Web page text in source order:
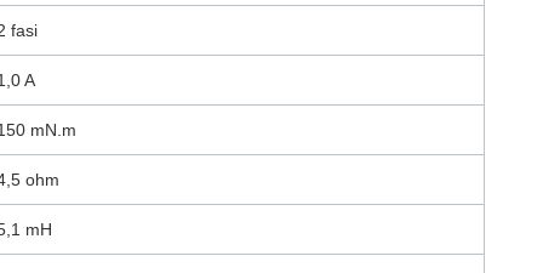
fasi
A
mN.m
ohm
mH